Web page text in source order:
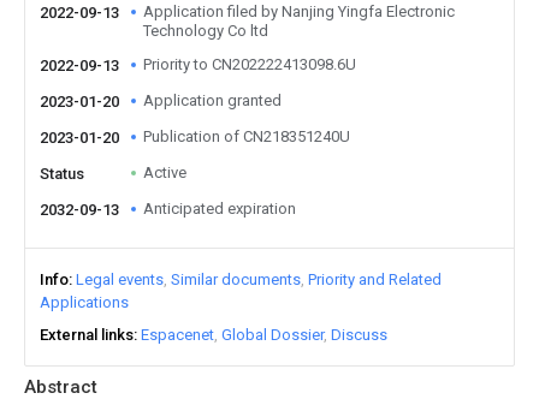
Abstract
2022-09-13
Application filed by Nanjing Yingfa Electronic
Technology Co ltd
2022-09-13
Priority to CN202222413098.6U
2023-01-20 Application granted
2023-01-20 Publication of CN218351240U
Status Active
2032-09-13 Anticipated expiration
Info Legal events Similar documents Priority and Related
Applications
External links Espacenet Global Dossier Discuss